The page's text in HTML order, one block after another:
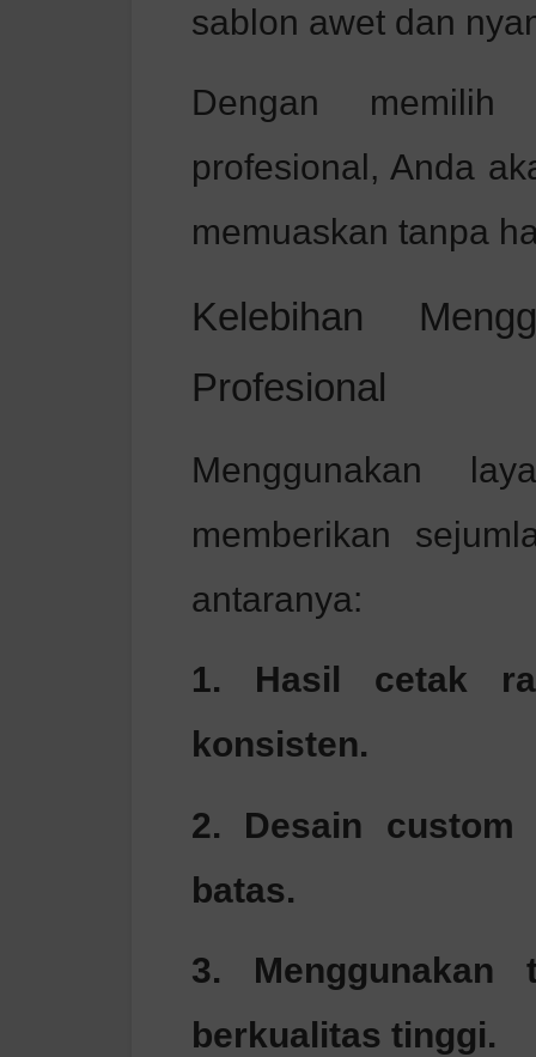
sablon awet dan
Dengan
profesional, Anda
memuaskan tanpa
Kelebihan
Profesional
Menggunakan
memberikan
antaranya:
1. Hasil cetak
konsisten.
2. Desain custom
batas.
3.
berkualitas tinggi.